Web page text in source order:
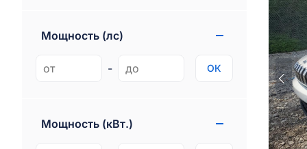
Gmc 74
Мощность (лс)
- ОК
Мощность (кВт.)